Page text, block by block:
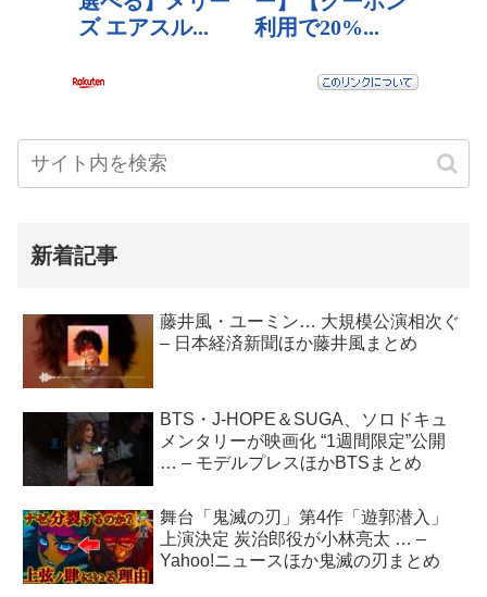
新着記事
藤井風・ユーミン… 大規模公演相次ぐ
– 日本経済新聞ほか藤井風まとめ
BTS・J-HOPE＆SUGA、ソロドキュ
メンタリーが映画化 “1週間限定”公開
… – モデルプレスほかBTSまとめ
舞台「鬼滅の刃」第4作「遊郭潜入」
上演決定 炭治郎役が小林亮太 … –
Yahoo!ニュースほか鬼滅の刃まとめ